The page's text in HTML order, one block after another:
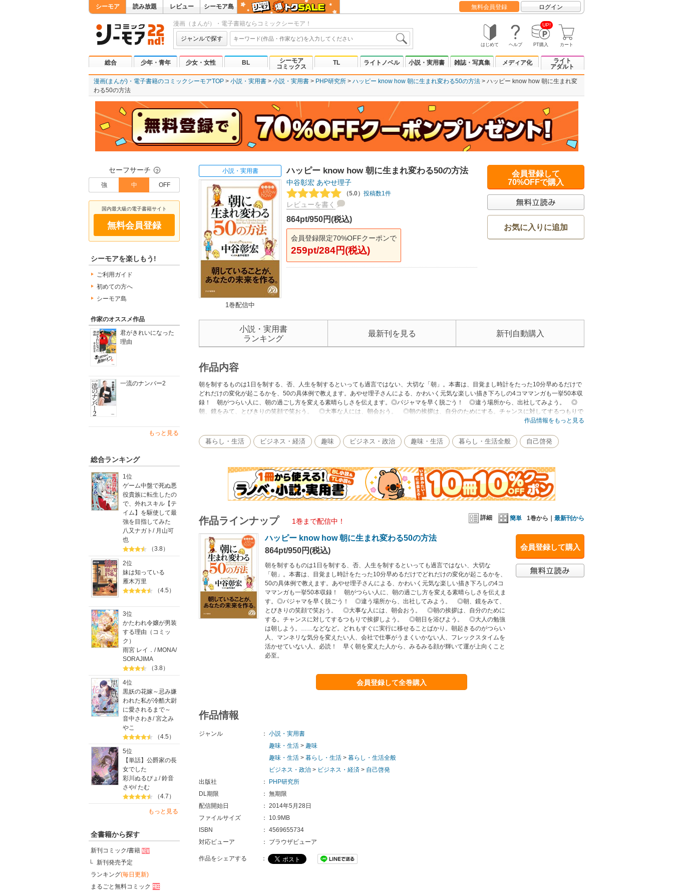
シーモア 読み放題 レビュー シーモア島 無料会員登録 ログイン
漫画（まんが）・電子書籍ならコミックシーモア！
ジャンルで探す
はじめて ヘルプ
UP!
PT購入 カート
総合 少年・青年 少女・女性 BL
シーモア
コミックス
TL ライトノベル 小説・実用書 雑誌・写真集 メディア化
ライト
アダルト
漫画(まんが)・電子書籍のコミックシーモアTOP 小説・実用書 小説・実用書 PHP研究所 ハッピー know how 朝に生まれ変わる50の方法
ハッピー know how 朝に生まれ変
わる50の方法
セーフサーチ ？
強 中 OFF
国内最大級の電子書籍サイト
無料会員登録
シーモアを楽しもう!
ご利用ガイド
初めての方へ
シーモア島
作家のオススメ作品
君がきれいになった
理由
一流のナンバー2
もっと見る
総合ランキング
1位
ゲーム中盤で死ぬ悪
役貴族に転生したの
で、外れスキル【テ
イム】を駆使して最
強を目指してみた
八又ナガト / 月山可
也
（3.8）
2位
妹は知っている
雁木万里
（4.5）
3位
かたわれ令嬢が男装
する理由（コミッ
ク）
雨宮 レイ． / MONA/
SORAJIMA
（3.8）
4位
黒妖の花嫁～忌み嫌
われた私が冷酷大尉
に愛されるまで～
音中さわき/宮之み
やこ
（4.5）
5位
【単話】公爵家の長
女でした
彩川ぬるぴょ /鈴音
さや/たむ
（4.7）
もっと見る
全書籍から探す
新刊コミック/書籍
新刊発売予定
ランキング(毎日更新)
まるごと無料コミック
小説・実用書
1巻配信中
ハッピー know how 朝に生まれ変わる50の方法
中谷彰宏 あやせ理子
（5.0） 投稿数1件
レビューを書く
864pt/950円(税込)
会員登録限定70%OFFクーポンで
259pt/284円(税込)
会員登録して
70%OFFで購入
お気に入りに追加
小説・実用書
ランキング
最新刊を見る 新刊自動購入
作品内容
朝を制するものは1日を制する、否、人生を制するといっても過言ではない、大切な「朝」。本書は、目覚まし時計をたった10分早めるだけで
どれだけの変化が起こるかを、50の具体例で教えます。あやせ理子さんによる、かわいく元気な楽しい描き下ろしの4コママンガも一挙50本収
録！ 朝がつらい人に、朝の過ごし方を変える素晴らしさを伝えます。◎パジャマを早く脱ごう！ ◎違う場所から、出社してみよう。 ◎
朝、鏡をみて、とびきりの笑顔で笑おう。 ◎大事な人には、朝会おう。 ◎朝の挨拶は、自分のためにする。チャンスに対してするつもりで
挨拶しよう。 ◎朝日を浴びよう。 ◎大人の勉強は朝しよう。……などなど。どれもすぐに実行に移せることばかり。朝起きるのがつらい
みるみる顔が輝いて運が上向くこと必至。
作品情報をもっと見る
暮らし・生活 ビジネス・経済 趣味 ビジネス・政治 趣味・生活 暮らし・生活全般 自己啓発
詳細 簡単 1巻から｜ 最新刊から
作品ラインナップ 1巻まで配信中！
会員登録して購入
ハッピー know how 朝に生まれ変わる50の方法
864pt/950円(税込)
朝を制するものは1日を制する、否、人生を制するといっても過言ではない、大切な
「朝」。本書は、目覚まし時計をたった10分早めるだけでどれだけの変化が起こるかを、
50の具体例で教えます。あやせ理子さんによる、かわいく元気な楽しい描き下ろしの4コ
ママンガも一挙50本収録！ 朝がつらい人に、朝の過ごし方を変える素晴らしさを伝えま
す。◎パジャマを早く脱ごう！ ◎違う場所から、出社してみよう。 ◎朝、鏡をみて、
とびきりの笑顔で笑おう。 ◎大事な人には、朝会おう。 ◎朝の挨拶は、自分のために
する。チャンスに対してするつもりで挨拶しよう。 ◎朝日を浴びよう。 ◎大人の勉強
は朝しよう。……などなど。どれもすぐに実行に移せることばかり。朝起きるのがつらい
人、マンネリな気分を変えたい人、会社で仕事がうまくいかない人、フレックスタイムを
活かせていない人、必読！ 早く朝を変えた人から、みるみる顔が輝いて運が上向くこと
必至。
会員登録して全巻購入
作品情報
ジャンル ： 小説・実用書
趣味・生活 > 趣味
趣味・生活 > 暮らし・生活 > 暮らし・生活全般
ビジネス・政治 > ビジネス・経済 > 自己啓発
出版社
：
PHP研究所
DL期限
： 無期限
配信開始日
： 2014年5月28日
ファイルサイズ
：
10.9MB
ISBN
： 4569655734
対応ビューア
： ブラウザビューア
作品をシェアする ：